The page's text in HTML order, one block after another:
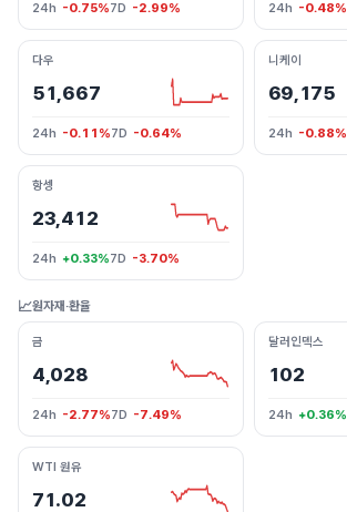
24h -0.75%7D -2.99% 24h -0.48%
다우
51,667
24h -0.11%7D -0.64%
니케이
69,175
24h -0.88%
항셍
23,412
24h +0.33%7D -3.70%
📈원자재·환율
금
4,028
24h -2.77%7D -7.49%
달러인덱스
102
24h +0.36%
WTI 원유
71.02